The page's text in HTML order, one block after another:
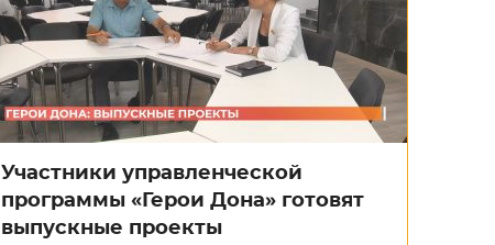
Участники управленческой
программы «Герои Дона» готовят
выпускные проекты